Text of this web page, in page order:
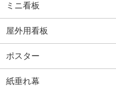
ミニ看板
屋外用看板
ポスター
紙垂れ幕